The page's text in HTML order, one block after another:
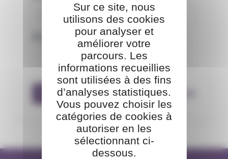
Mot de passe
Se connecter Mot de passe oublié
Sur ce site, nous
utilisons des cookies
pour analyser et
améliorer votre
parcours. Les
informations recueillies
sont utilisées à des fins
d’analyses statistiques.
Vous pouvez choisir les
catégories de cookies à
autoriser en les
sélectionnant ci-
dessous.